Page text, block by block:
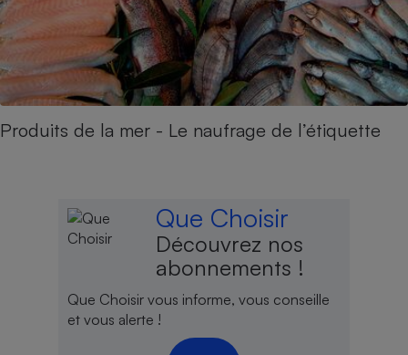
Produits de la mer - Le naufrage de l’étiquette
Que Choisir
Découvrez nos
abonnements !
Que Choisir vous informe, vous conseille
et vous alerte !